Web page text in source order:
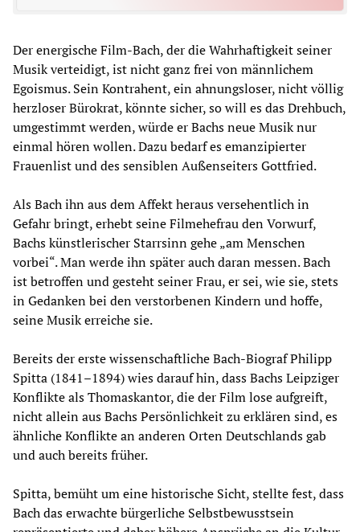
Der energische Film-Bach, der die Wahrhaftigkeit seiner
Musik verteidigt, ist nicht ganz frei von männlichem
Egoismus. Sein Kontrahent, ein ahnungsloser, nicht völlig
herzloser Bürokrat, könnte sicher, so will es das Drehbuch,
umgestimmt werden, würde er Bachs neue Musik nur
einmal hören wollen. Dazu bedarf es emanzipierter
Frauenlist und des sensiblen Außenseiters Gottfried.
Als Bach ihn aus dem Affekt heraus versehentlich in
Gefahr bringt, erhebt seine Filmehefrau den Vorwurf,
Bachs künstlerischer Starrsinn gehe „am Menschen
vorbei“. Man werde ihn später auch daran messen. Bach
ist betroffen und gesteht seiner Frau, er sei, wie sie, stets
in Gedanken bei den verstorbenen Kindern und hoffe,
seine Musik erreiche sie.
Bereits der erste wissenschaftliche Bach-Biograf Philipp
Spitta (1841–1894) wies darauf hin, dass Bachs Leipziger
Konflikte als Thomaskantor, die der Film lose aufgreift,
nicht allein aus Bachs Persönlichkeit zu erklären sind, es
ähnliche Konflikte an anderen Orten Deutschlands gab
und auch bereits früher.
Spitta, bemüht um eine historische Sicht, stellte fest, dass
Bach das erwachte bürgerliche Selbstbewusstsein